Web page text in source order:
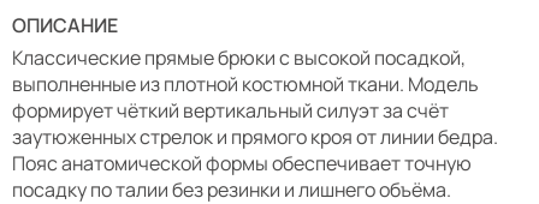
ОПИСАНИЕ
Классические прямые брюки с высокой посадкой,
выполненные из плотной костюмной ткани. Модель
формирует чёткий вертикальный силуэт за счёт
заутюженных стрелок и прямого кроя от линии бедра.
Пояс анатомической формы обеспечивает точную
посадку по талии без резинки и лишнего объёма.